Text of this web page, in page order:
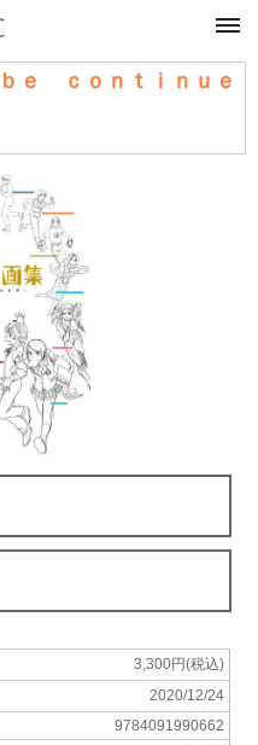
ｅ ｃｏｎｔｉｎｕｅ
3,300円(税込)
2020/12/24
9784091990662